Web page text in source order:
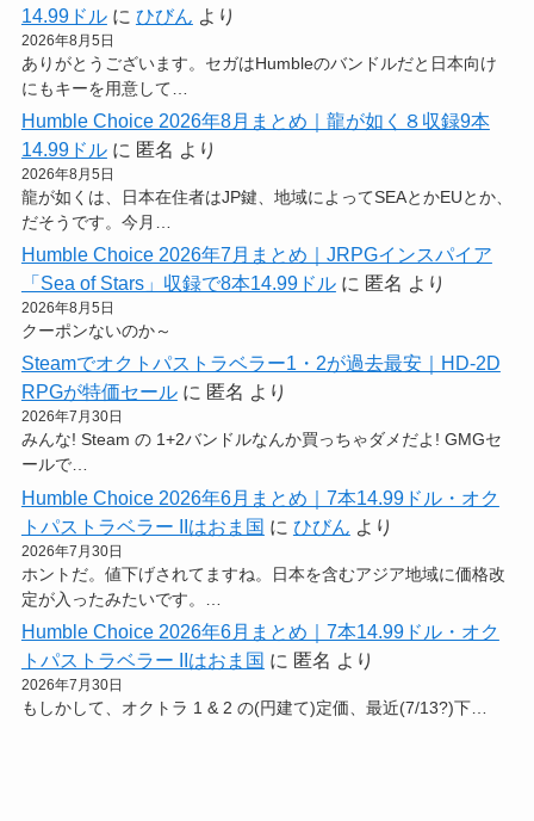
14.99ドルに ひびん より
2026年8月5日
ありがとうございます。セガはHumbleのバンドルだと日本向け
にもキーを用意して…
Humble Choice 2026年8月まとめ｜龍が如く８収録9本
14.99ドルに 匿名 より
2026年8月5日
龍が如くは、日本在住者はJP鍵、地域によってSEAとかEUとか、
だそうです。今月…
Humble Choice 2026年7月まとめ｜JRPGインスパイア
「Sea of Stars」収録で8本14.99ドルに 匿名 より
2026年8月5日
クーポンないのか～
Steamでオクトパストラベラー1・2が過去最安｜HD-2D
RPGが特価セールに 匿名 より
2026年7月30日
みんな! Steam の 1+2バンドルなんか買っちゃダメだよ! GMGセ
ールで…
Humble Choice 2026年6月まとめ｜7本14.99ドル・オク
トパストラベラー IIはおま国 に ひびん より
2026年7月30日
ホントだ。値下げされてますね。日本を含むアジア地域に価格改
定が入ったみたいです。…
Humble Choice 2026年6月まとめ｜7本14.99ドル・オク
トパストラベラー IIはおま国 に 匿名 より
2026年7月30日
もしかして、オクトラ 1 & 2 の(円建て)定価、最近(7/13?)下…